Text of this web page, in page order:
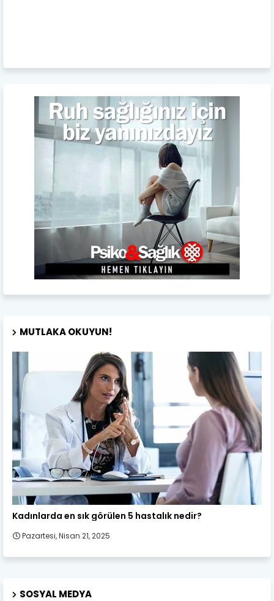
MUTLAKA OKUYUN!
Kadın Sağlığı
Kadınlarda en sık görülen 5 hastalık nedir?
Pazartesi, Nisan 21, 2025
SOSYAL MEDYA